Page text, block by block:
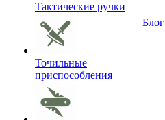
Тактические ручки
Точильные
приспособления
Блог